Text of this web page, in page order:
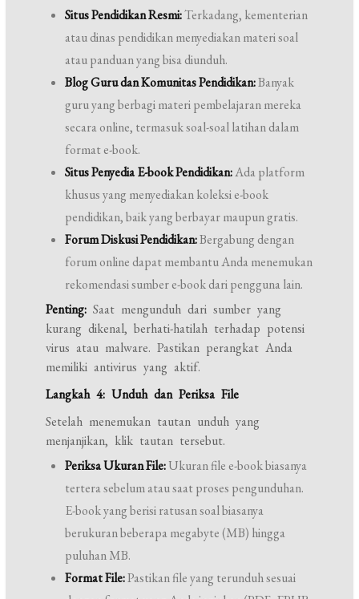
Situs Pendidikan Resmi:Terkadang, kementerian
atau dinas pendidikan menyediakan materi soal
atau panduan yang bisa diunduh.
Blog Guru dan Komunitas Pendidikan:Banyak
guru yang berbagi materi pembelajaran mereka
secara online, termasuk soal-soal latihan dalam
format e-book.
Situs Penyedia E-book Pendidikan:Ada platform
khusus yang menyediakan koleksi e-book
pendidikan, baik yang berbayar maupun gratis.
Forum Diskusi Pendidikan:Bergabung dengan
forum online dapat membantu Anda menemukan
rekomendasi sumber e-book dari pengguna lain.
Penting: Saat mengunduh dari sumber yang
kurang dikenal, berhati-hatilah terhadap potensi
virus atau malware. Pastikan perangkat Anda
memiliki antivirus yang aktif.
Langkah 4: Unduh dan Periksa File
Setelah menemukan tautan unduh yang
menjanjikan, klik tautan tersebut.
Periksa Ukuran File:Ukuran file e-book biasanya
tertera sebelum atau saat proses pengunduhan.
E-book yang berisi ratusan soal biasanya
berukuran beberapa megabyte (MB) hingga
puluhan MB.
Format File:Pastikan file yang terunduh sesuai